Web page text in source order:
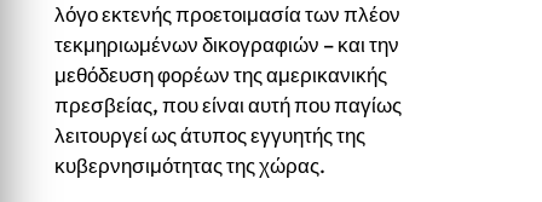
λόγο εκτενής προετοιμασία των πλέον
τεκμηριωμένων δικογραφιών – και την
μεθόδευση φορέων της αμερικανικής
πρεσβείας, που είναι αυτή που παγίως
λειτουργεί ως άτυπος εγγυητής της
κυβερνησιμότητας της χώρας.